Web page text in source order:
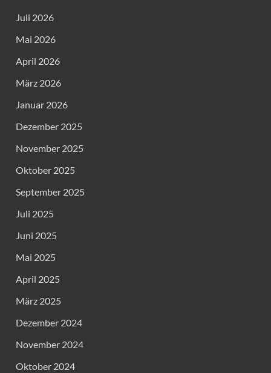
Juli 2026
Mai 2026
April 2026
März 2026
Januar 2026
Dezember 2025
November 2025
Oktober 2025
September 2025
Juli 2025
Juni 2025
Mai 2025
April 2025
März 2025
Dezember 2024
November 2024
Oktober 2024